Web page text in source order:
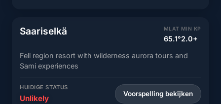
Saariselkä MLAT
65.1°
MIN KP
2.0+
Fell region resort with wilderness aurora tours and
Sami experiences
HUIDIGE STATUS
Unlikely Voorspelling bekijken